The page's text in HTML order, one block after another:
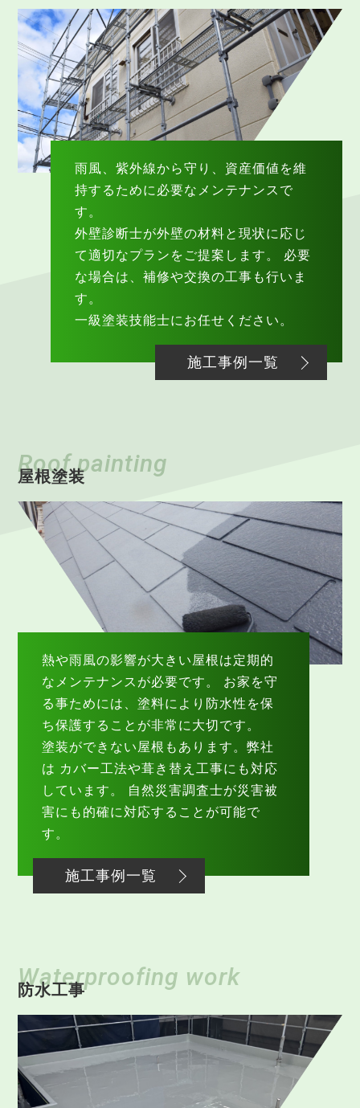
雨風、紫外線から守り、資産価値を維
持するために必要なメンテナンスで
す。
外壁診断士が外壁の材料と現状に応じ
て適切なプランをご提案します。 必要
な場合は、補修や交換の工事も行いま
す。
一級塗装技能士にお任せください。
施工事例一覧
Roof painting
屋根塗装
熱や雨風の影響が大きい屋根は定期的
なメンテナンスが必要です。 お家を守
る事ためには、塗料により防水性を保
ち保護することが非常に大切です。
塗装ができない屋根もあります。弊社
は カバー工法や葺き替え工事にも対応
しています。 自然災害調査士が災害被
害にも的確に対応することが可能で
す。
施工事例一覧
Waterproofing work
防水工事